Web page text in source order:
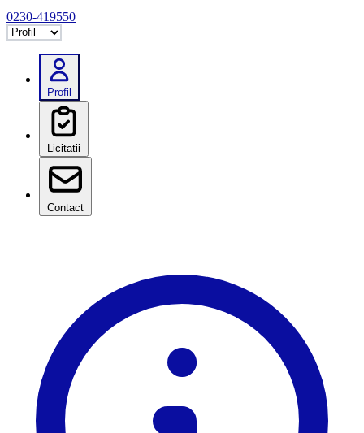
0230-419550
Selectează tab
Profil
Licitatii
Contact